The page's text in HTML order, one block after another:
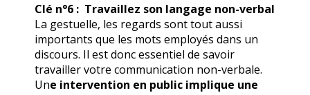
Clé n°6 : Travaillez son langage non-verbal
La gestuelle, les regards sont tout aussi
importants que les mots employés dans un
discours. Il est donc essentiel de savoir
travailler votre communication non-verbale.
Une intervention en public implique une